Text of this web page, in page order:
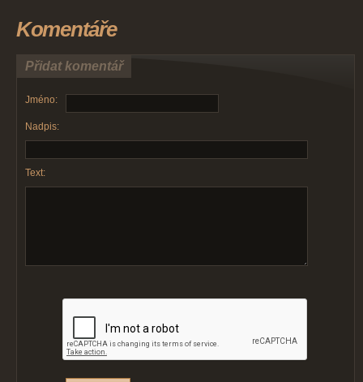
Komentáře
Přidat komentář
Jméno:
Nadpis:
Text: